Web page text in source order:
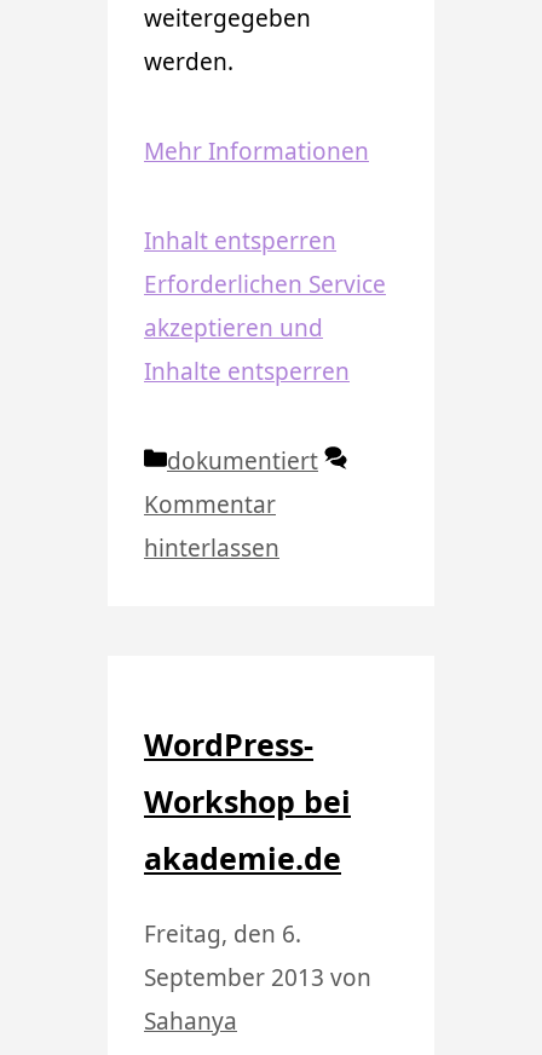
weitergegeben
werden.
Mehr Informationen
Inhalt entsperren
Erforderlichen Service
akzeptieren und
Inhalte entsperren
Kategorien
dokumentiert
Kommentar
hinterlassen
WordPress-
Workshop bei
akademie.de
Freitag, den 6.
September 2013 von
Sahanya